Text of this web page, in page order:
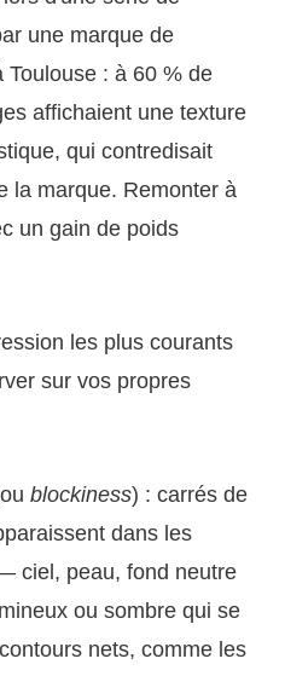
une marque de
: à 60 % de
affichaient une texture
qui contredisait
la marque. Remonter à
un gain de poids
les plus courants
sur vos propres
blockiness) : carrés de
dans les
ciel, peau, fond neutre
ou sombre qui se
nets, comme les